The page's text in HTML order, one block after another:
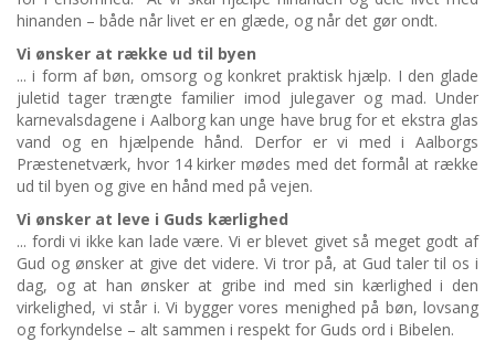
hinanden – både når livet er en glæde, og når det gør ondt.
Vi ønsker at række ud til byen
... i form af bøn, omsorg og konkret praktisk hjælp. I den glade
juletid tager trængte familier imod julegaver og mad. Under
karnevalsdagene i Aalborg kan unge have brug for et ekstra glas
vand og en hjælpende hånd. Derfor er vi med i Aalborgs
Præstenetværk, hvor 14 kirker mødes med det formål at række
ud til byen og give en hånd med på vejen.
Vi ønsker at leve i Guds kærlighed
... fordi vi ikke kan lade være. Vi er blevet givet så meget godt af
Gud og ønsker at give det videre. Vi tror på, at Gud taler til os i
dag, og at han ønsker at gribe ind med sin kærlighed i den
virkelighed, vi står i. Vi bygger vores menighed på bøn, lovsang
og forkyndelse – alt sammen i respekt for Guds ord i Bibelen.